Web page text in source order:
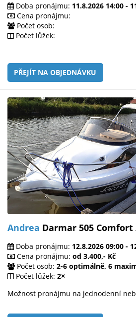
Doba pronájmu: 11.8.2026 14:00 -
Cena pronájmu:
Počet osob:
Počet lůžek:
PŘEJÍT NA OBJEDNÁVKU
Andrea Darmar 505 Comfort
Doba pronájmu: 12.8.2026 09:00 -
Cena pronájmu: od 3.400,- Kč
Počet osob: 2-6 optimálně, 6
Počet lůžek: 2×
Možnost pronájmu na jednodenní